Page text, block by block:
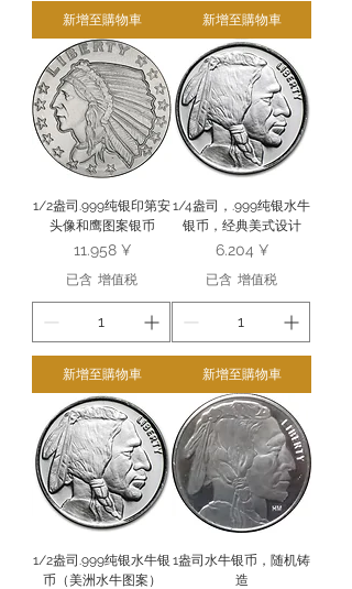
新增至購物車 新增至購物車
1/2盎司.999纯银印第安
头像和鹰图案银币
價格
11.958 ¥
已含 增值税
新增至購物車
1/4盎司，.999纯银水牛
银币，经典美式设计
價格
6.204 ¥
已含 增值税
新增至購物車
1/2盎司.999纯银水牛银
币（美洲水牛图案）
1盎司水牛银币，随机铸
造